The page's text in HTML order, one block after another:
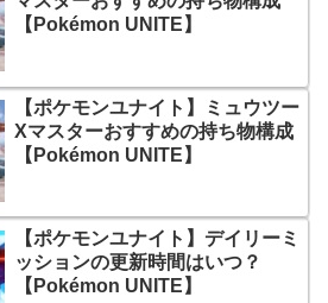
【Pokémon UNITE】
【ポケモンユナイト】ミュウツー
Xマスターおすすめの持ち物構成
【Pokémon UNITE】
【ポケモンユナイト】デイリーミ
ッションの更新時間はいつ？
【Pokémon UNITE】